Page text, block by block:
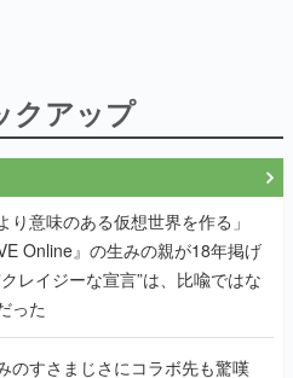
クアップ
り意味のある仮想世界を作る」
Online』の生みの親が18年掲げ
レイジーな宣言”は、比喩ではな
った
のすさまじさにコラボ先も驚嘆